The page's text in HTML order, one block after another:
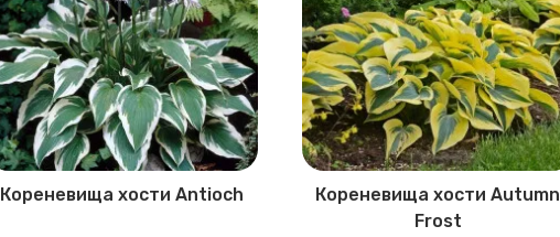
Кореневища хости Antioch
Кореневища хости Autumn
Frost